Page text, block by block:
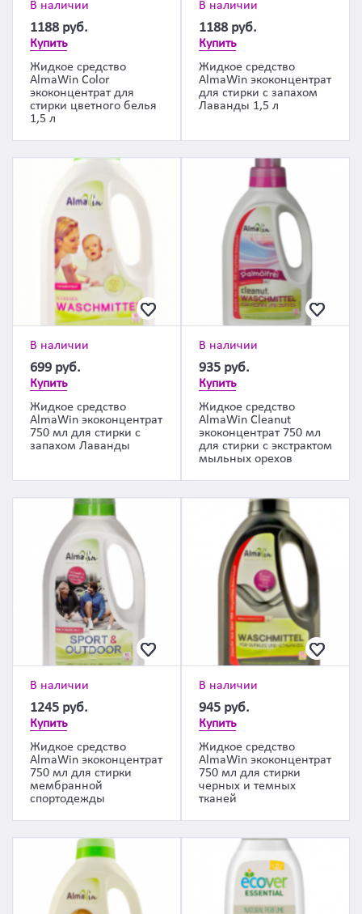
В наличии
1188 руб.
Купить
Жидкое средство
AlmaWin Color
экоконцентрат для
стирки цветного белья
1,5 л
В наличии
1188 руб.
Купить
Жидкое средство
AlmaWin экоконцентрат
для стирки с запахом
Лаванды 1,5 л
В наличии
699 руб.
Купить
Жидкое средство
AlmaWin экоконцентрат
750 мл для стирки с
запахом Лаванды
В наличии
935 руб.
Купить
Жидкое средство
AlmaWin Cleanut
экоконцентрат 750 мл
для стирки с экстрактом
мыльных орехов
В наличии
1245 руб.
Купить
Жидкое средство
AlmaWin экоконцентрат
750 мл для стирки
мембранной
спортодежды
В наличии
945 руб.
Купить
Жидкое средство
AlmaWin экоконцентрат
750 мл для стирки
черных и темных
тканей